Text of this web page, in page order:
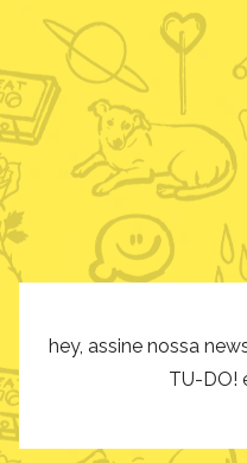
hey, assine nossa
TU-DO!